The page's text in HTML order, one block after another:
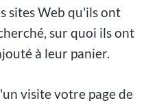
sites Web qu'ils ont
sur quoi ils ont
à leur panier.
visite votre page de